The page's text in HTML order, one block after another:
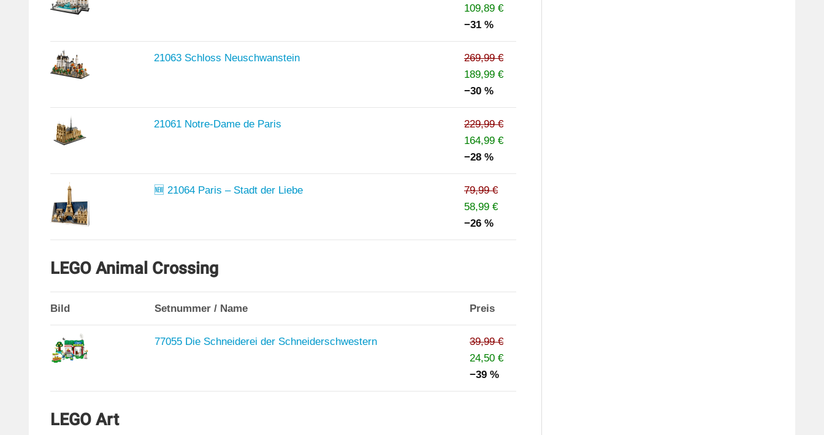
109,89 €
−31 %
21063 Schloss Neuschwanstein
269,99 €
189,99 €
−30 %
21061 Notre-Dame de Paris
229,99 €
164,99 €
−28 %
🆕 21064 Paris – Stadt der Liebe
79,99 €
58,99 €
−26 %
LEGO Animal Crossing
Bild Setnummer / Name Preis
77055 Die Schneiderei der Schneiderschwestern
39,99 €
24,50 €
−39 %
LEGO Art